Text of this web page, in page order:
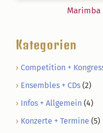
Marimba
Kategorien
Competition +
Ensembles + CDs (2)
Infos + Allgemein (4)
Konzerte + Termine (5)